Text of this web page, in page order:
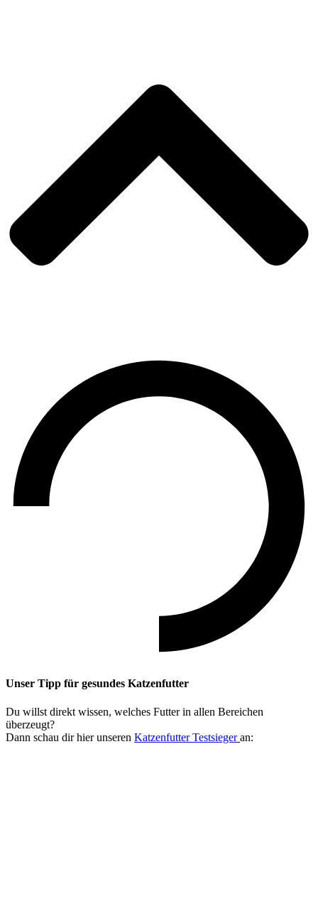
Unser Tipp für gesundes Katzenfutter
Du willst direkt wissen, welches Futter in allen Bereichen
überzeugt?
Dann schau dir hier unseren Katzenfutter Testsieger an: